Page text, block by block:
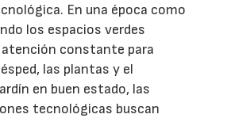
En una época como
los espacios verdes
atención constante para
las plantas y el
en buen estado, las
tecnológicas buscan